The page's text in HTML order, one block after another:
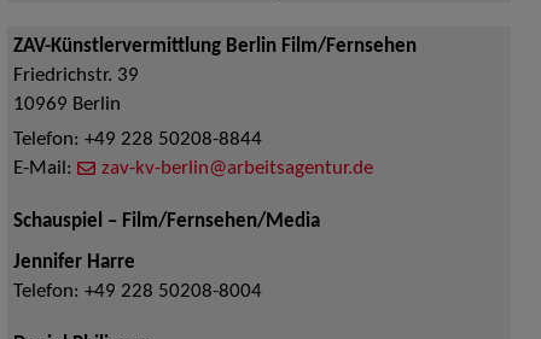
ZAV-Künstlervermittlung Berlin Film/Fernsehen
Friedrichstr. 39
10969 Berlin
Telefon: +49 228 50208-8844
E-Mail:
zav-kv-berlin@arbeitsagentur.de
Schauspiel – Film/Fernsehen/Media
Jennifer Harre
Telefon: +49 228 50208-8004